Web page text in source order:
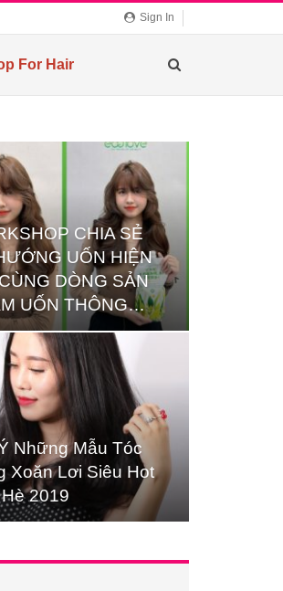
Sign In
For Hair
CHIA SẺ
UỐN HIỆN
DÒNG SẢN
UỐN THÔNG…
Những Mẫu Tóc
Xoăn Lơi Siêu Hot
2019